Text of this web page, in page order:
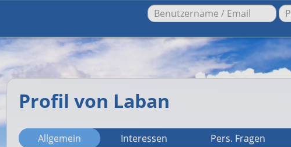
Profil von Laban
Allgemein Interessen Pers. Fragen